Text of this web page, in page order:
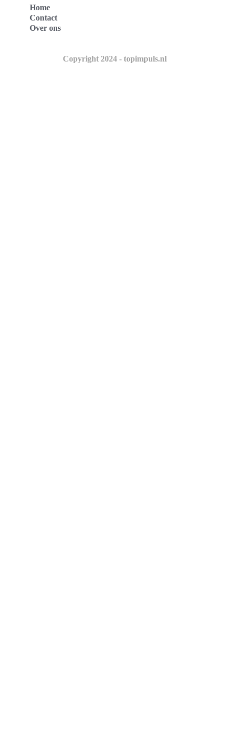
Home
Contact
Over ons
Copyright 2024 - topimpuls.nl